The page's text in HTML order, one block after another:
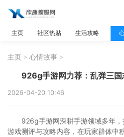
主页 社区热贴 生活攻略
主页 > 心情故事 >
926g手游网力荐：乱弹三
2026-04-20 10:46
926g手游网深耕手游领域多年
游戏测评与攻略内容，在玩家群体中